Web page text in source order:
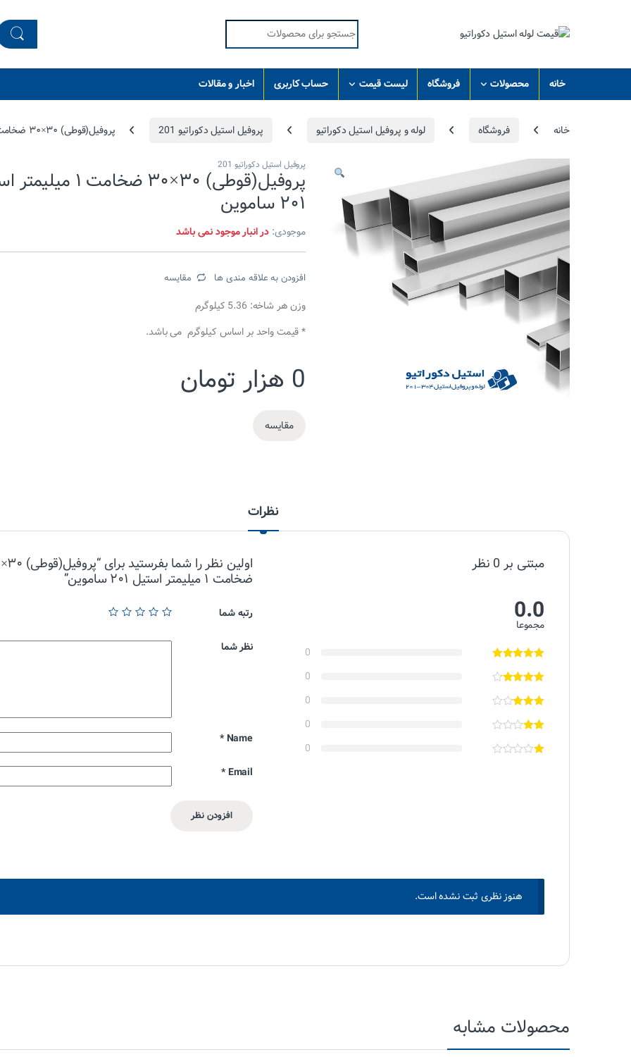
Search for:
خانه محصولات فروشگاه لیست قیمت حساب کاربری اخبار و مقالات
خانه فروشگاه لوله و پروفیل استیل دکوراتیو پروفیل استیل دکوراتیو 201 پروفیل(قوطی) ۳۰×۳۰ ضخامت ۱ میلیمتر استیل ۲۰۱ ساموین
پروفیل استیل دکوراتیو 201
پروفیل(قوطی) ۳۰×۳۰ ضخامت ۱
۲۰۱ ساموین
موجودی: در انبار موجود نمی باشد
افزودن به علاقه مندی ها مقایسه
وزن هر شاخه: 5.36 کیلوگرم
* قیمت واحد بر اساس کیلوگرم می باشد.
0 هزار تومان
مقایسه
نظرات
مبتنی بر 0 نظر
0.0
مجموعا
0
0
0
0
0
ضخامت ۱ میلیمتر استیل ۲۰۱ ساموین”
رتبه شما
نظر شما
Name
*
Email
*
هنوز نظری ثبت نشده است.
محصولات مشابه